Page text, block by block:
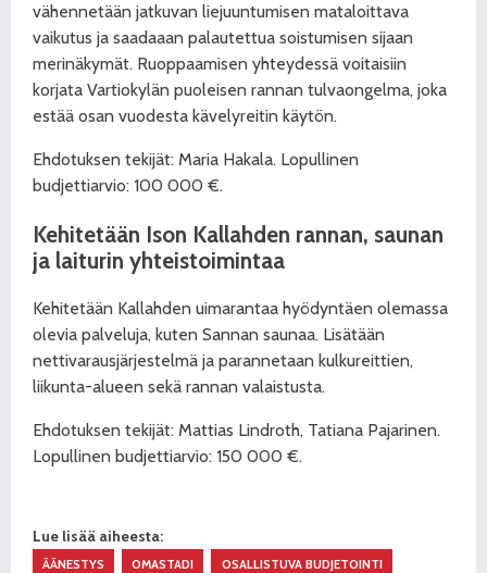
vähennetään jatkuvan liejuuntumisen mataloittava
vaikutus ja saadaaan palautettua soistumisen sijaan
merinäkymät. Ruoppaamisen yhteydessä voitaisiin
korjata Vartiokylän puoleisen rannan tulvaongelma, joka
estää osan vuodesta kävelyreitin käytön.
Ehdotuksen tekijät: Maria Hakala. Lopullinen
budjettiarvio: 100 000 €.
Kehitetään Ison Kallahden rannan, saunan
ja laiturin yhteistoimintaa
Kehitetään Kallahden uimarantaa hyödyntäen olemassa
olevia palveluja, kuten Sannan saunaa. Lisätään
nettivarausjärjestelmä ja parannetaan kulkureittien,
liikunta-alueen sekä rannan valaistusta.
Ehdotuksen tekijät: Mattias Lindroth, Tatiana Pajarinen.
Lopullinen budjettiarvio: 150 000 €.
Lue lisää aiheesta:
ÄÄNESTYS OMASTADI OSALLISTUVA BUDJETOINTI